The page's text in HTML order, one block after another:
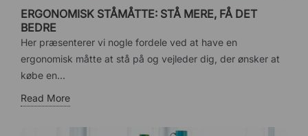
ERGONOMISK STÅMÅTTE: STÅ MERE, FÅ DET
BEDRE
Her præsenterer vi nogle fordele ved at have en
ergonomisk måtte at stå på og vejleder dig, der ønsker at
købe en...
Read More